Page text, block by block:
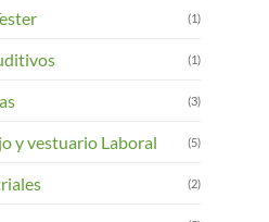
(1)
(1)
(3)
y vestuario Laboral (5)
(2)